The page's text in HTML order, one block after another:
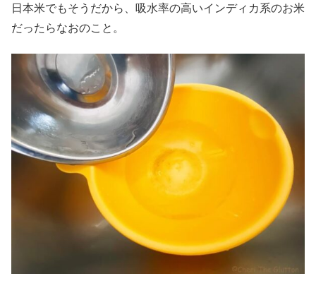
日本米でもそうだから、吸水率の高いインディカ系のお米
だったらなおのこと。